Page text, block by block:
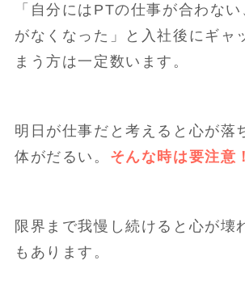
「自分にはPTの仕事が合わな
がなくなった」と入社後にギャ
まう方は一定数います。
明日が仕事だと考えると心が落
体がだるい。 そんな時は要注意！
限界まで我慢し続けると心が壊
もあります。